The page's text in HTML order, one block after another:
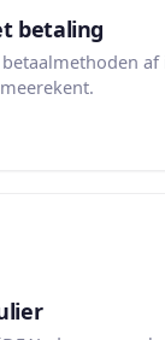
betaling